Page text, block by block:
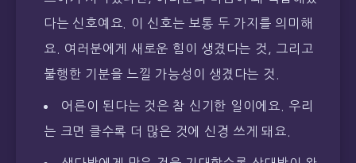
다는 신호예요. 이 신호는 보통 두 가지를 의미해
요. 여러분에게 새로운 힘이 생겼다는 것, 그리고
불행한 기분을 느낄 가능성이 생겼다는 것.
어른이 된다는 것은 참 신기한 일이에요. 우리
는 크면 클수록 더 많은 것에 신경 쓰게 돼요.